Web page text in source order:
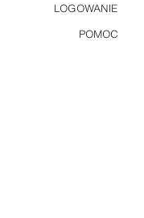
LOGOWANIE
POMOC